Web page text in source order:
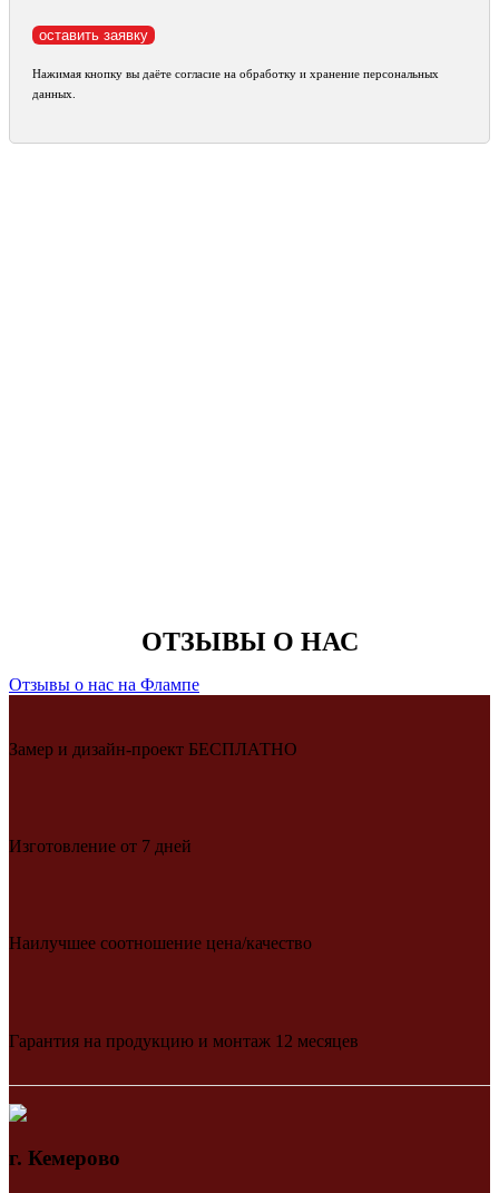
Нажимая кнопку вы даёте согласие на обработку и хранение персональных
данных.
ОТЗЫВЫ О НАС
Отзывы о нас на Флампе
Замер и дизайн-проект БЕСПЛАТНО
Изготовление от 7 дней
Наилучшее соотношение цена/качество
Гарантия на продукцию и монтаж 12 месяцев
г. Кемерово